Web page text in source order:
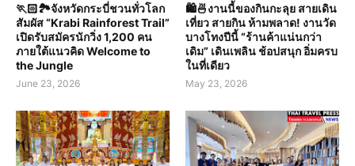
🏃🏻🏞️จังหวัดกระบี่ชวนทั่วโลก
สัมผัส “Krabi Rainforest Trail”
เปิดรับสมัครนักวิ่ง 1,200 คน
ภายใต้แนวคิด Welcome to
the Jungle
June 23, 2026
🛍️🍜งานนี้ของกินกะลุย สายเดิน
เที่ยว สายกิน ห้ามพลาด! งานวัด
บางโทงปีนี้ “ร้านค้าแน่นกว่า
เดิม” เดินเพลิน ช้อปสนุก อิ่มครบ
ในที่เดียว
May 23, 2026